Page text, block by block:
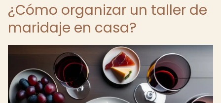
¿Cómo organizar un taller de
maridaje en casa?